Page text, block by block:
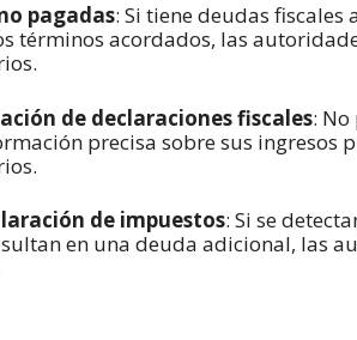
pagadas: Si tiene deudas
términos acordados, las
de declaraciones fiscales:
precisa sobre sus ingresos
de impuestos: Si se
en una deuda adicional, las